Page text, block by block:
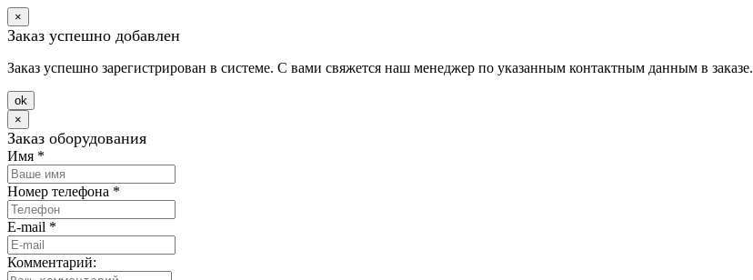
×
Заказ успешно добавлен
Заказ успешно зарегистрирован в системе. С вами свяжется наш менеджер по указанным контактным данным в заказе.
оk
×
Заказ оборудования
Имя *
Номер телефона *
E-mail *
Комментарий: